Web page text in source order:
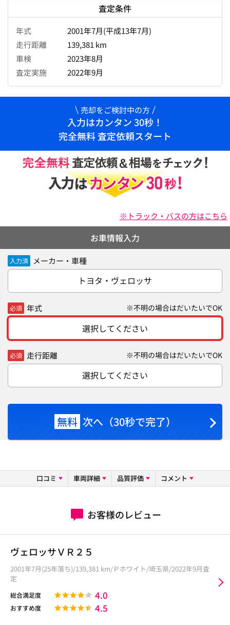
査定条件
年式
2001年7月(平成13年7月)
走行距離
139,381 km
車検
2023年8月
査定実施
2022年9月
売却をご検討中の方
入力はカンタン 30秒！
完全無料 査定依頼スタート
※トラック・バスの方はこちら
お車情報入力
入力済 メーカー・車種
トヨタ・ヴェロッサ
必須 年式 ※不明の場合はだいたいでOK
選択してください
必須 走行距離 ※不明の場合はだいたいでOK
選択してください
無料 次へ（30秒で完了）
口コミ 車両詳細 品質評価 コメント
お客様のレビュー
ヴェロッサＶＲ２５
2001年7月(25年落ち)/139,381 km/Ｐホワイト/埼玉県/2022年9月査
定
総合満足度 4.0
おすすめ度 4.5